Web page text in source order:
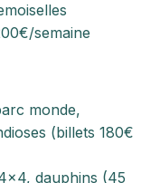
semaine
monde,
(billets 180€
dauphins (45